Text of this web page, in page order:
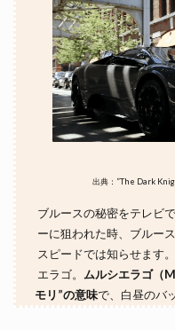
出典：”The Dark
ブルースの秘密をテレビ
ーに狙われた時、ブルー
スピードでは知らせます
エラゴ。 ムルシエラゴ（
モリ”の意味で、白昼のバ